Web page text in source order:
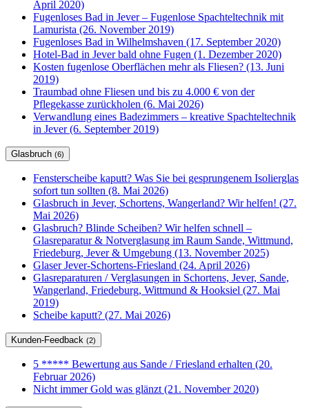
April 2020)
Fugenloses Bad in Jever – Fugenlose Spachteltechnik mit
Lamurista (26. November 2019)
Fugenloses Bad in Wilhelmshaven (17. September 2020)
Hotel-Bad in Jever bald ohne Fugen (1. Dezember 2020)
Kosten fugenlose Oberflächen mehr als Fliesen? (13. Juni
2019)
Traumbad ohne Fliesen und bis zu 4.000 € von der
Pflegekasse zurückholen (6. Mai 2026)
Verwandlung eines Badezimmers – kreative Spachteltechnik
in Jever (6. September 2019)
Glasbruch (6)
Fensterscheibe kaputt? Was Sie bei gesprungenem Isolierglas
sofort tun sollten (8. Mai 2026)
Glasbruch in Jever, Schortens, Wangerland? Wir helfen! (27.
Mai 2026)
Glasbruch? Blinde Scheiben? Wir helfen schnell –
Glasreparatur & Notverglasung im Raum Sande, Wittmund,
Friedeburg, Jever & Umgebung (13. November 2025)
Glaser Jever-Schortens-Friesland (24. April 2026)
Glasreparaturen / Verglasungen in Schortens, Jever, Sande,
Wangerland, Friedeburg, Wittmund & Hooksiel (27. Mai
2019)
Scheibe kaputt? (27. Mai 2026)
Kunden-Feedback (2)
5 ***** Bewertung aus Sande / Friesland erhalten (20.
Februar 2026)
Nicht immer Gold was glänzt (21. November 2020)